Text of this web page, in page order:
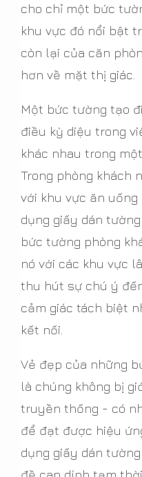
cho chỉ một bức
khu vực đó nổi bật
còn lại của căn
hơn về mặt thị giác.
Một bức tường tạo
điều kỳ diệu trong
khác nhau trong
Trong phòng khách
với khu vực ăn
dụng giấy dán
bức tường phòng
nó với các khu vực
thu hút sự chú ý
cảm giác tách biệt
kết nối.
Vẻ đẹp của những
là chúng không bị
truyền thống - có
để đạt được hiệu
dụng giấy dán